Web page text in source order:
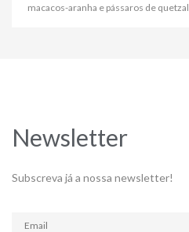
macacos-aranha e pássaros de quetzal.
Newsletter
Subscreva já a nossa newsletter!